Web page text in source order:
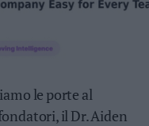
le porte al
il Dr. Aiden